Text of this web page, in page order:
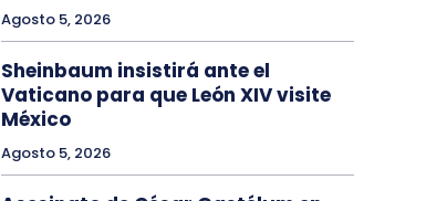
Agosto 5, 2026
Sheinbaum insistirá ante el
Vaticano para que León XIV visite
México
Agosto 5, 2026